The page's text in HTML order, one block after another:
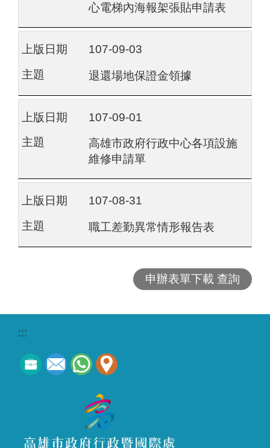
心電梯內海報架張貼申請表
107-09-03
退還場地保證金領據
107-09-01
高雄市政府行政中心各項設施
維修申請單
107-08-31
職工差勤異常情形報告表
申辦表單下載 查詢
:::